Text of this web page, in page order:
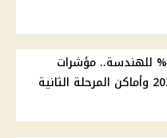
92.8% للطب و87.9% للهندسة.. مؤشرات